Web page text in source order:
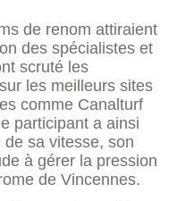
de renom attiraient
des spécialistes et
scruté les
les meilleurs sites
comme Canalturf
participant a ainsi
de sa vitesse, son
à gérer la pression
de Vincennes.